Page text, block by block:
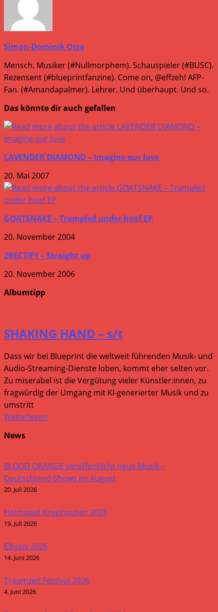
Simon-Dominik Otte
Mensch. Musiker (#Nullmorphem). Schauspieler (#BUSC).
Rezensent (#blueprintfanzine). Come on, @effzeh! AFP-
Fan. (#Amandapalmer). Lehrer. Und überhaupt. Und so.
Das könnte dir auch gefallen
LAVENDER DIAMOND – Imagine our love
20. Mai 2007
GOATSNAKE – Trampled under hoof EP
20. November 2004
2RECTIFY – Straight up
20. November 2006
Albumtipp
SHAKING HAND – s/t
Dass wir bei Blueprint die weltweit führenden Musik- und
Audio-Streaming-Dienste loben, kommt eher selten vor.
Zu miserabel ist die Vergütung vieler Künstler:innen, zu
fragwürdig der Umgang mit KI-generierter Musik und zu
umstritt
Weiterlesen
News
BLOOD ORANGE veröffentlicht neue Musik –
Deutschland-Shows im August
20. Juli 2026
Heimspiel Knyphausen 2026
19. Juli 2026
Elbjazz 2026
14. Juni 2026
Traumzeit Festival 2026
4. Juni 2026